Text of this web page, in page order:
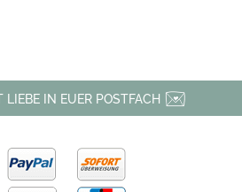
IN EUER POSTFACH